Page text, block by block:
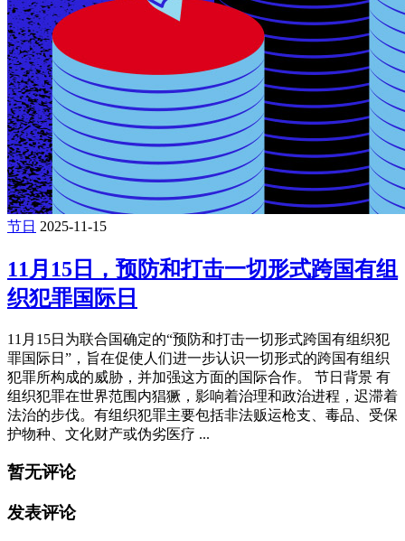
节日 2025-11-15
11月15日，预防和打击一切形式跨国有组
织犯罪国际日
11月15日为联合国确定的“预防和打击一切形式跨国有组织犯
罪国际日”，旨在促使人们进一步认识一切形式的跨国有组织
犯罪所构成的威胁，并加强这方面的国际合作。 节日背景 有
组织犯罪在世界范围内猖獗，影响着治理和政治进程，迟滞着
法治的步伐。有组织犯罪主要包括非法贩运枪支、毒品、受保
护物种、文化财产或伪劣医疗 ...
暂无评论
发表评论